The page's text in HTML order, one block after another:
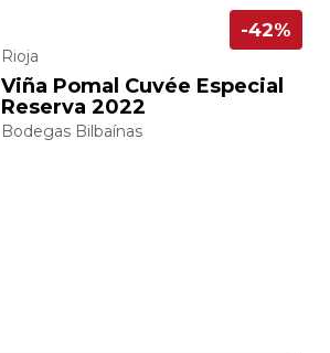
Rioja
Viña Pomal Cuvée Especial
Reserva 2022
Bodegas Bilbaínas
-42%